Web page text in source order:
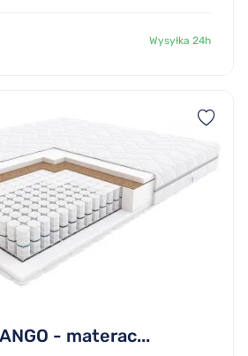
Wysyłka 24h
- materac...